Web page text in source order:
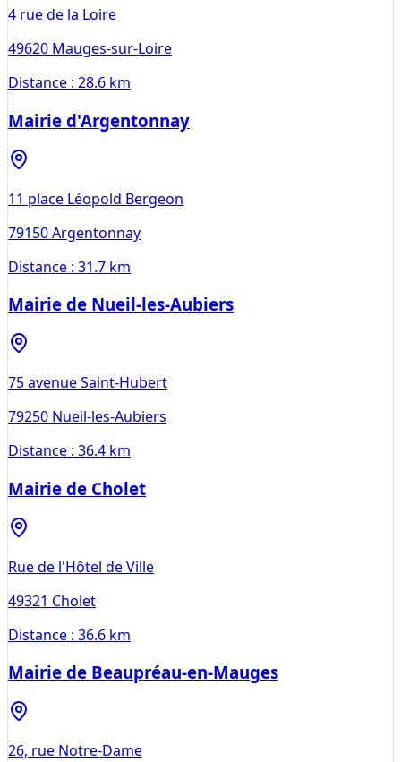
4 rue de la Loire
49620 Mauges-sur-Loire
Distance : 28.6 km
Mairie d'Argentonnay
11 place Léopold Bergeon
79150Argentonnay
Distance : 31.7 km
Mairie de Nueil-les-Aubiers
75 avenue Saint-Hubert
79250 Nueil-les-Aubiers
Distance : 36.4 km
Mairie de Cholet
Rue de l'Hôtel de Ville
49321 Cholet
Distance : 36.6 km
Mairie de Beaupréau-en-Mauges
26, rue Notre-Dame